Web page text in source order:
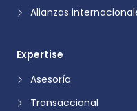
Alianzas
Expertise
Asesoría
Transaccional